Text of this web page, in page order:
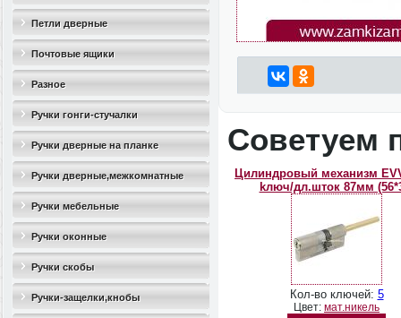
дверные(стопоры)
Петли дверные
Почтовые ящики
Разное
Ручки гонги-стучалки
Ручки дверные на планке
Ручки дверные,межкомнатные
Ручки мебельные
Ручки оконные
Ручки скобы
Ручки-защелки,кнобы
Советуем
Цилиндровый механизм
kлюч/дл.шток 87мм
Кол-во ключей: 5
Цвет: мат.никель